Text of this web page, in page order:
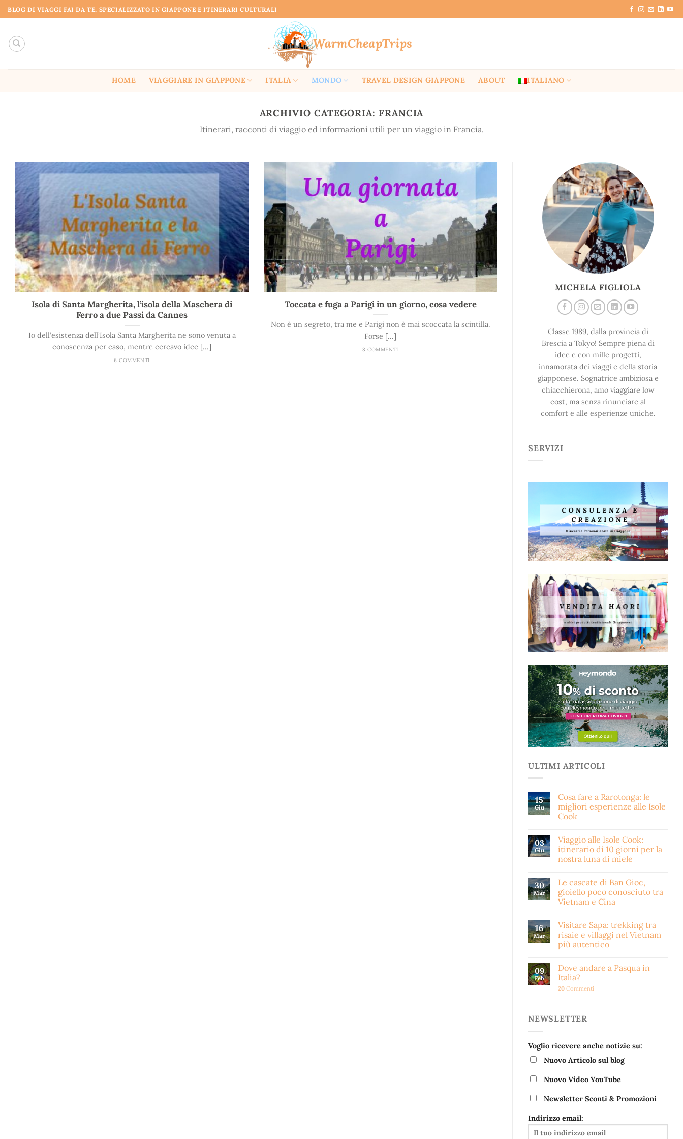
Salta
ai
BLOG DI VIAGGI FAI DA TE, SPECIALIZZATO IN GIAPPONE E ITINERARI CULTURALI
HOME VIAGGIARE IN GIAPPONE ITALIA MONDO TRAVEL DESIGN GIAPPONE ABOUT ITALIANO
ARCHIVIO CATEGORIA: FRANCIA
Itinerari, racconti di viaggio ed informazioni utili per un viaggio in Francia.
Isola di Santa Margherita, l’isola della Maschera di
Ferro a due Passi da Cannes
Io dell’esistenza dell’Isola Santa Margherita ne sono venuta a
conoscenza per caso, mentre cercavo idee [...]
6 COMMENTI
Toccata e fuga a Parigi in un giorno, cosa vedere
Non è un segreto, tra me e Parigi non è mai scoccata la scintilla.
Forse [...]
8 COMMENTI
MICHELA FIGLIOLA
Classe 1989, dalla provincia di
Brescia a Tokyo! Sempre piena di
idee e con mille progetti,
innamorata dei viaggi e della storia
giapponese. Sognatrice ambiziosa e
chiacchierona, amo viaggiare low
cost, ma senza rinunciare al
comfort e alle esperienze uniche.
SERVIZI
ULTIMI ARTICOLI
15
Giu
Cosa fare a Rarotonga: le
migliori esperienze alle Isole
Cook
03
Giu
Viaggio alle Isole Cook:
itinerario di 10 giorni per la
nostra luna di miele
30
Mar
Le cascate di Ban Gioc,
gioiello poco conosciuto tra
Vietnam e Cina
16
Mar
Visitare Sapa: trekking tra
risaie e villaggi nel Vietnam
più autentico
09
Feb
Dove andare a Pasqua in
Italia?
20 Commenti
NEWSLETTER
Voglio ricevere anche notizie su:
Nuovo Articolo sul blog
Nuovo Video YouTube
Newsletter Sconti & Promozioni
Indirizzo email: